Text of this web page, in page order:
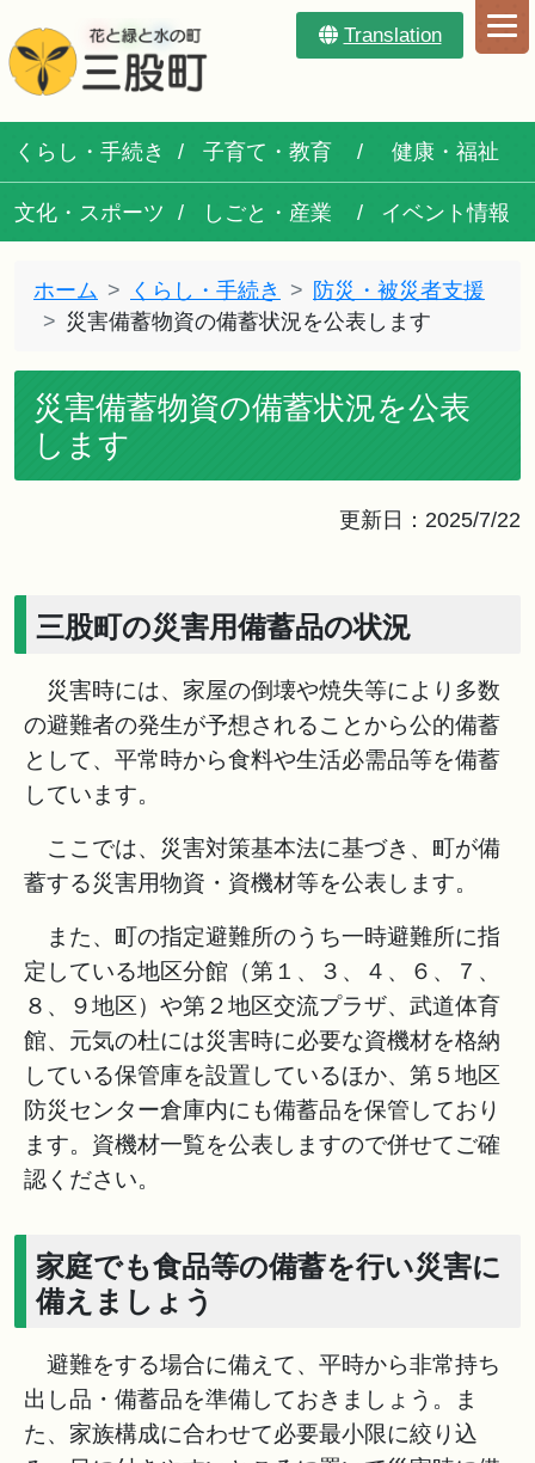
Translation
くらし・手続き 子育て・教育 健康・福祉
文化・スポーツ しごと・産業 イベント情報
ホーム くらし・手続き
防災・被災者支援
災害備蓄物資の備蓄状況を公表します
災害備蓄物資の備蓄状況を公表
します
更新日：2025/7/22
三股町の災害用備蓄品の状況
災害時には、家屋の倒壊や焼失等により多数
の避難者の発生が予想されることから公的備蓄
として、平常時から食料や生活必需品等を備蓄
しています。
ここでは、災害対策基本法に基づき、町が備
蓄する災害用物資・資機材等を公表します。
また、町の指定避難所のうち一時避難所に指
定している地区分館（第１、３、４、６、７、
８、９地区）や第２地区交流プラザ、武道体育
館、元気の杜には災害時に必要な資機材を格納
している保管庫を設置しているほか、第５地区
防災センター倉庫内にも備蓄品を保管しており
ます。資機材一覧を公表しますので併せてご確
認ください。
家庭でも食品等の備蓄を行い災害に
備えましょう
避難をする場合に備えて、平時から非常持ち
出し品・備蓄品を準備しておきましょう。ま
た、家族構成に合わせて必要最小限に絞り込